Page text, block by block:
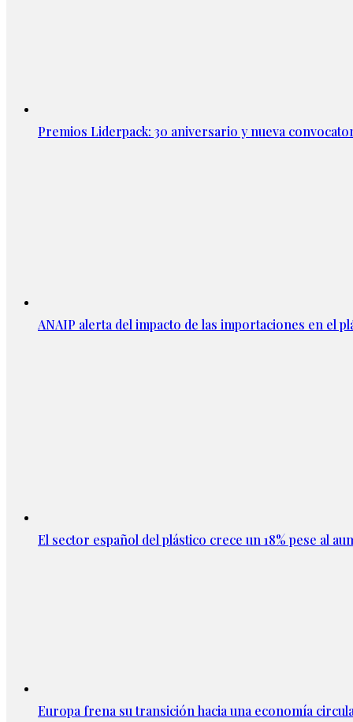
Premios Liderpack: 30 aniversario y nueva
ANAIP alerta del impacto de las importaciones en el
El sector español del plástico crece un 18% pese al
Europa frena su transición hacia una economía